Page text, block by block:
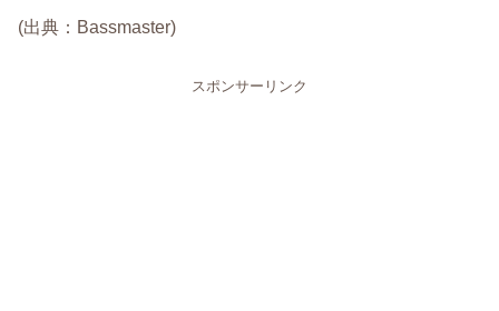
(出典：Bassmaster)
スポンサーリンク